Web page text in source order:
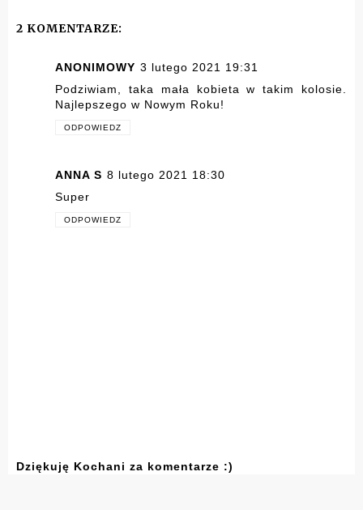
2 KOMENTARZE:
ANONIMOWY 3 lutego 2021 19:31
Podziwiam, taka mała kobieta w takim kolosie.
Najlepszego w Nowym Roku!
ODPOWIEDZ
ANNA S 8 lutego 2021 18:30
Super
ODPOWIEDZ
Dziękuję Kochani za komentarze :)